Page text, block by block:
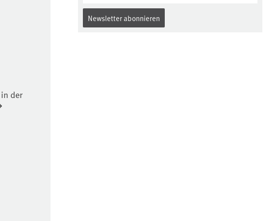
der
Newsletter abonnieren